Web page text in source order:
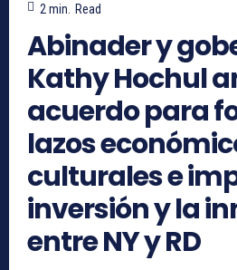
2 min. Read
Abinader y
Kathy Hochul
acuerdo para
lazos
culturales e
inversión y la
entre NY y RD